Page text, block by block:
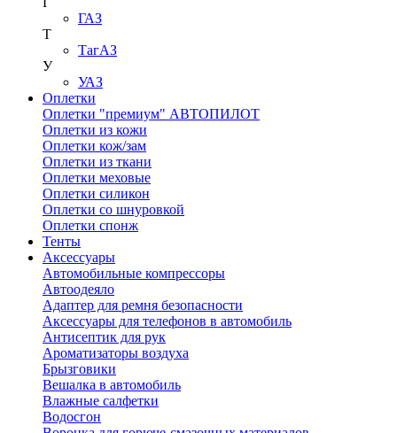
ГАЗ
Т
ТагАЗ
У
УАЗ
Оплетки
Оплетки "премиум" АВТОПИЛОТ
Оплетки из кожи
Оплетки кож/зам
Оплетки из ткани
Оплетки меховые
Оплетки силикон
Оплетки со шнуровкой
Оплетки спонж
Тенты
Аксессуары
Автомобильные компрессоры
Автоодеяло
Адаптер для ремня безопасности
Аксессуары для телефонов в автомобиль
Антисептик для рук
Ароматизаторы воздуха
Брызговики
Вешалка в автомобиль
Влажные салфетки
Водосгон